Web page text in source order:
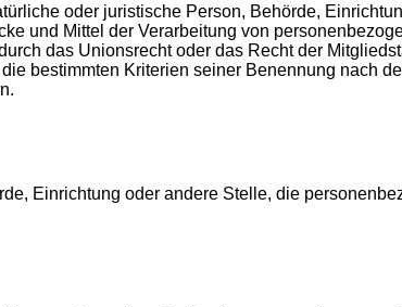
oder juristische Person, Behörde,
und Mittel der Verarbeitung von
das Unionsrecht oder das Recht der
bestimmten Kriterien seiner Benennung nach
Einrichtung oder andere Stelle, die